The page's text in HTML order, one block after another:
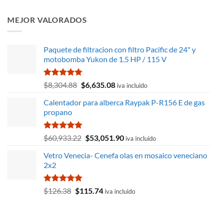
era:
MEJOR VALORADOS
Paquete de filtracion con filtro Pacific de 24" y
motobomba Yukon de 1.5 HP / 115 V
Valorado
con
de 5
$8,304.88 El
original
$8,304.88.
$6,635.08El
actual
iva incluido
Calentador para alberca Raypak P-R156 E de gas
propano
Valorado
con
de 5
$60,933.22 El
original
$53,051.90El
actual
iva incluido
Vetro Venecia- Cenefa olas en mosaico veneciano
2x2
Valorado
con
$126.38 El
$115.74Eliva incluido